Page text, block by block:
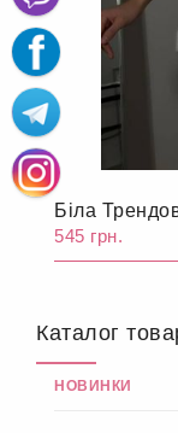
Біла
545 грн.
Каталог
НОВИНКИ